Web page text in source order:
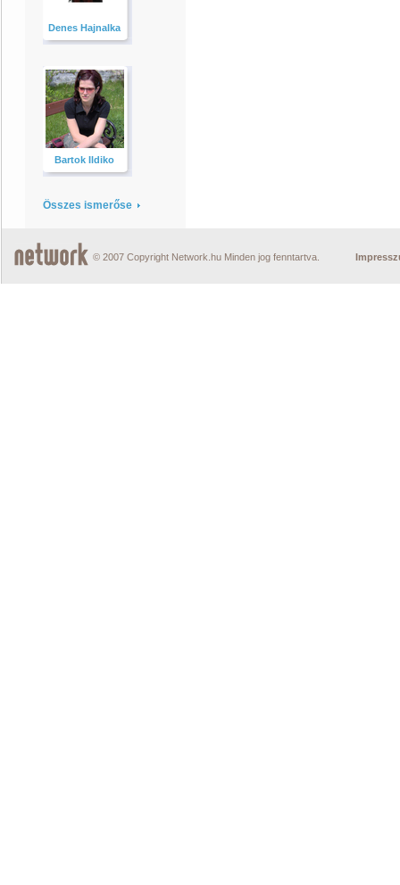
Denes Hajnalka
Bartok Ildiko
Összes ismerőse
© 2007 Copyright Network.hu Minden jog fenntartva.